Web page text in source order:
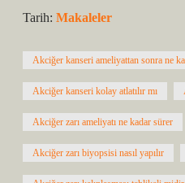
Tarih: Makaleler
Akciğer kanseri ameliyattan sonra ne
Akciğer kanseri kolay atlatılır mı
Akciğer zarı ameliyatı ne kadar sürer
Akciğer zarı biyopsisi nasıl yapılır